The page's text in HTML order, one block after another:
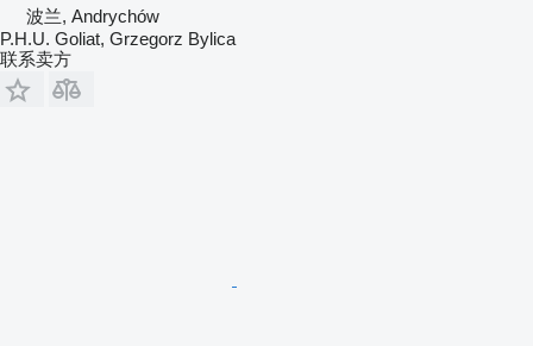
波兰, Andrychów
P.H.U. Goliat, Grzegorz Bylica
联系卖方